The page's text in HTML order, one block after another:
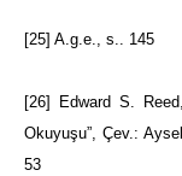
[25] A.g.e., s.. 145
[26]
Edward S.
Okuyuşu”, Çev.:
53